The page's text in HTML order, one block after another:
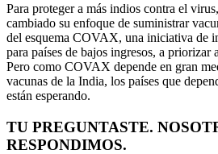
Para proteger a más indios contra el
cambiado su enfoque de suministrar
del esquema COVAX, una iniciativa de
para países de bajos ingresos, a priorizar
Pero como COVAX depende en gran
vacunas de la India, los países que
están esperando.
TU PREGUNTASTE.
RESPONDIMOS.